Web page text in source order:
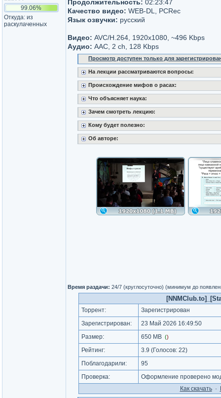
99.06%
Откуда: из
раскулаченных
Продолжительность: 02:23:47
Качество видео: WEB-DL, PCRec
Язык озвучки: русский
Видео: AVC/H.264, 1920х1080, ~496 Kbps
Аудио: AAC, 2 ch, 128 Kbps
Просмотр доступен только для
На лекции рассматриваются вопросы:
Происхождение мифов о расах:
Что объясняет наука:
Зачем смотреть лекцию:
Кому будет полезно:
Об авторе:
Время раздачи: 24/7 (круглосуточно) (минимум до
Торрент:
Зарегистрирован
Зарегистрирован:
23 Май 2026 16:49:50
Размер:
650 MB ()
Рейтинг: 3.9 (Голосов: 22)
Поблагодарили:
95
Проверка:
Оформление проверено
Как cкачать·